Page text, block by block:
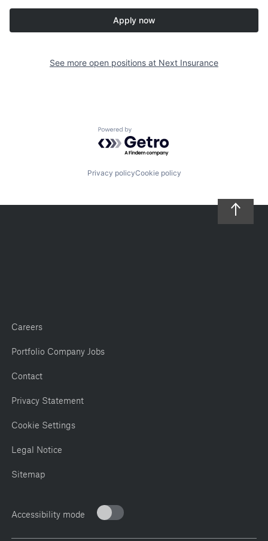
Apply now
See more open positions at Next Insurance
Powered by Getro.com
Privacy policyCookie policy
Careers
Portfolio Company Jobs
Contact
Privacy Statement
Cookie Settings
Legal Notice
Sitemap
Accessibility mode